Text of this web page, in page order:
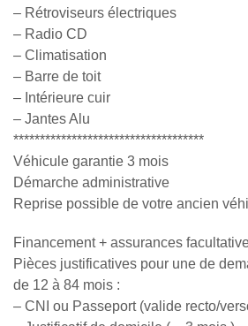
– Rétroviseurs électriques
– Radio CD
– Climatisation
– Barre de toit
– Intérieure cuir
– Jantes Alu
************************************
Véhicule garantie 3 mois
Démarche administrative
Reprise possible de votre ancien
Financement + assurances
Pièces justificatives pour une de
de 12 à 84 mois :
– CNI ou Passeport (valide recto/